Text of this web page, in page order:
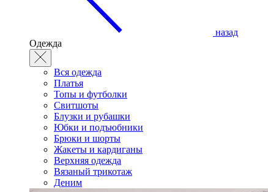
назад
Одежда
Вся одежда
Платья
Топы и футболки
Свитшоты
Блузки и рубашки
Юбки и подъюбники
Брюки и шорты
Жакеты и кардиганы
Верхняя одежда
Вязаный трикотаж
Деним